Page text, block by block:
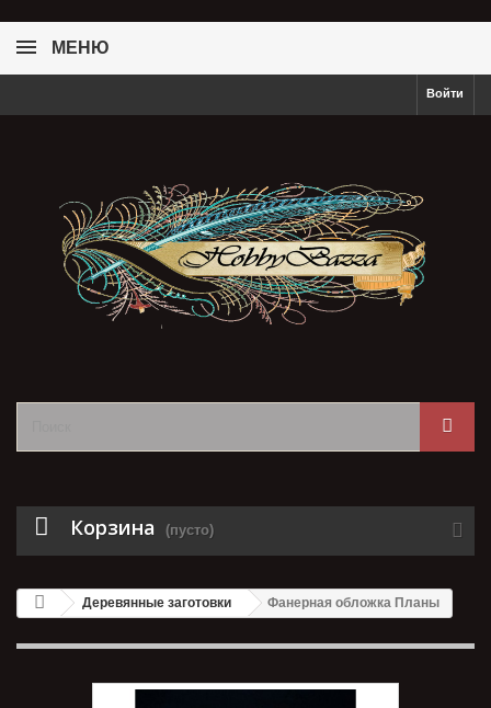
МЕНЮ
Войти
Корзина (пусто)
Деревянные заготовки Фанерная обложка Планы